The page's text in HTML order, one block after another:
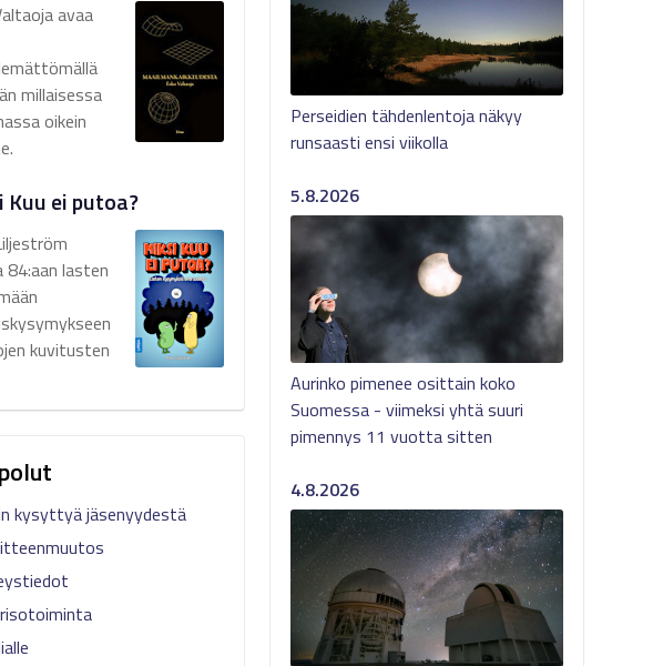
avaa
millaisessa
oikein
Kuu ei putoa?
84:aan lasten
kuvitusten
kysyttyä jäsenyydestä
Perseidien tähdenlentoja näkyy
runsaasti ensi viikolla
5.8.2026
Aurinko pimenee osittain koko
Suomessa - viimeksi yhtä suuri
pimennys 11 vuotta sitten
4.8.2026